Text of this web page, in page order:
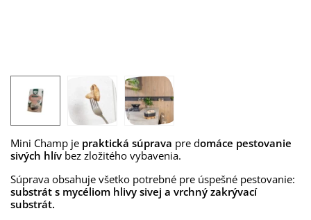
Mini Champ je praktická súprava pre domáce pestovanie
sivých hlív bez zložitého vybavenia.
Súprava obsahuje všetko potrebné pre úspešné pestovanie:
substrát s mycéliom hlivy sivej a vrchný zakrývací
substrát.